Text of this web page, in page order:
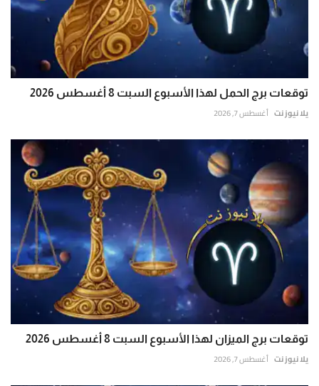
توقعات برج الحمل لهذا الأسبوع السبت 8 أغسطس 2026
يلا نيوز نت أغسطس 7, 2026
توقعات برج الميزان لهذا الأسبوع السبت 8 أغسطس 2026
يلا نيوز نت أغسطس 7, 2026